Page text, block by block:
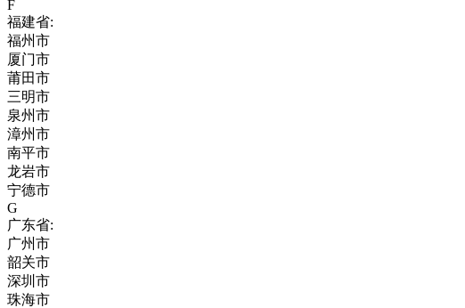
F
福建省:
福州市
厦门市
莆田市
三明市
泉州市
漳州市
南平市
龙岩市
宁德市
G
广东省:
广州市
韶关市
深圳市
珠海市